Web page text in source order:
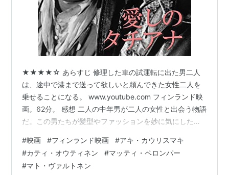
★★★★☆ あらすじ 修理した車の試運転に出た男二人
は、途中で港まで送って欲しいと頼んできた女性二人を
乗せることになる。 www.youtube.com フィンランド映
画。62分。 感想 二人の中年男が二人の女性と出会う物語
だ。この男たちが髪型やファッションを妙に気にした
みたいなのが微笑ましい。そんな二人が修理した車の試
運転として、ドライブに出かける。この時も一人が親の
金をくすねていて、いかにもな行動だった。 中二病大事
#映画 #フィンランド映画 #アキ・カウリスマキ
#カティ・オウティネン #マッティ・ペロンパー
#マト・ヴァルトネン